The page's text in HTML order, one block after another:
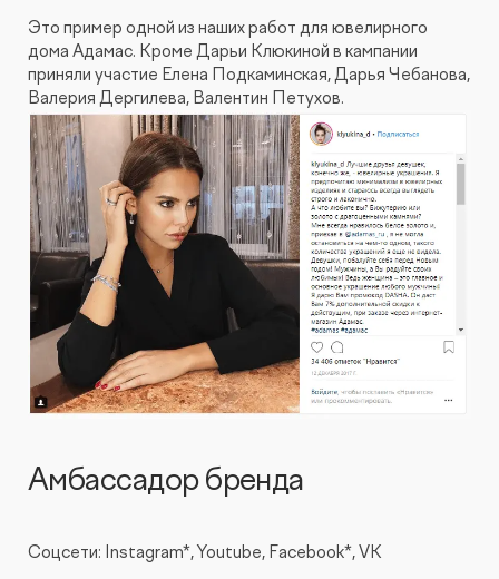
Это пример одной из наших работ для ювелирного
дома Адамас. Кроме Дарьи Клюкиной в кампании
приняли участие Елена Подкаминская, Дарья Чебанова,
Валерия Дергилева, Валентин Петухов.
Амбассадор бренда
Соцсети: Instagram*, Youtube, Facebook*, VK